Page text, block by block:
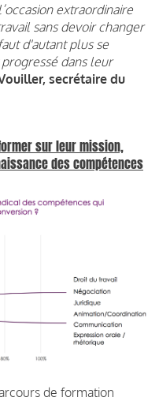
extraordinaire
sans devoir changer
d'autant plus se
dans leur
secrétaire du
sur leur mission,
des compétences
de formation